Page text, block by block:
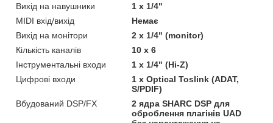
Вихід на навушники
1 x 1/4"
MIDI вхід/вихід
Немає
Вихід на монітори
2 x 1/4" (monitor)
Кількість каналів
10 x 6
Інструментальні входи
1 x 1/4" (Hi-Z)
Цифрові входи
1 x Optical Toslink (ADAT,
S/PDIF)
Вбудований DSP/FX
2 ядра SHARC DSP для
оброблення плагінів UAD